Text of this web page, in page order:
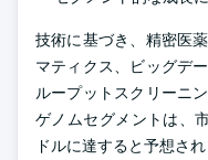
技術に基づき、精密医
マティクス、ビッグデ
ループットスクリーニ
ゲノムセグメントは、
ドルに達すると予想され